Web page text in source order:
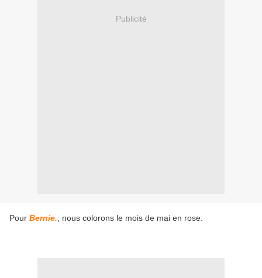
Publicité
Pour Bernie. , nous colorons le mois de mai en rose.